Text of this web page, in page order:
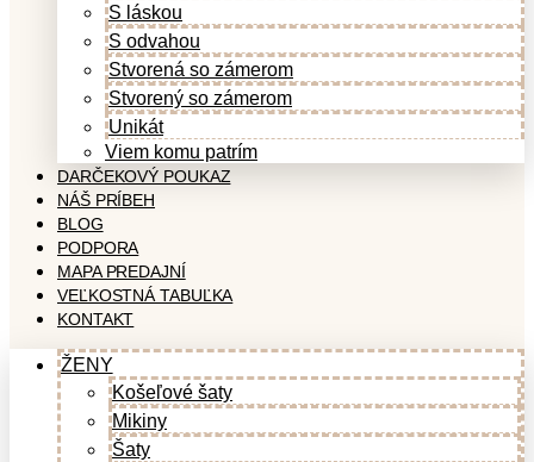
S láskou
S odvahou
Stvorená so zámerom
Stvorený so zámerom
Unikát
Viem komu patrím
DARČEKOVÝ POUKAZ
NÁŠ PRÍBEH
BLOG
PODPORA
MAPA PREDAJNÍ
VEĽKOSTNÁ TABUĽKA
KONTAKT
ŽENY
Košeľové šaty
Mikiny
Šaty